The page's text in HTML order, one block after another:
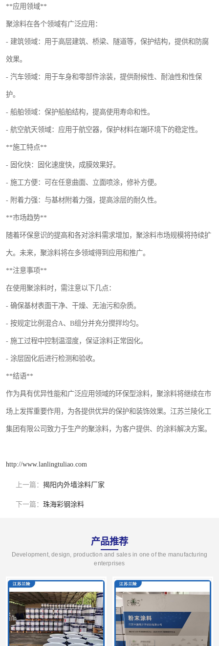
**应用领域**
聚涂料在各个领域有广泛应用：
- 建筑领域：用于高层建筑、桥梁、隧道等，保护结构，提供和防腐
效果。
- 汽车领域：用于车身和零部件涂装，提供耐候性、耐油性和性保
护。
- 船舶领域：保护船舶结构，提高使用寿命和性。
- 航空航天领域：应用于航空器，保护材料在端环境下的稳定性。
**施工特点**
- 固化快：固化速度快，成膜效果好。
- 施工方便：可在任意曲面、立面喷涂，修补方便。
- 附着力强：与基材附着力强，提高涂层的耐久性。
**市场趋势**
随着环保意识的提高和各对涂料需求增加，聚涂料市场规模将持续扩
大。未来，聚涂料将在多领域得到应用和推广。
**注意事项**
在使用聚涂料时，需注意以下几点：
- 确保基材表面干净、干燥、无油污和杂质。
- 按规定比例混合A、B组分并充分搅拌均匀。
- 施工过程中控制温湿度，保证涂料正常固化。
- 涂层固化后进行检测和验收。
**结语**
作为具有优异性能和广泛应用领域的环保型涂料，聚涂料将继续在市
场上发挥重要作用，为各提供优异的保护和装饰效果。江苏兰陵化工
集团有限公司致力于生产的聚涂料，为客户提供、的涂料解决方案。
http://www.lanlingtuliao.com
上一篇： 揭阳内外墙涂料厂家
下一篇： 珠海彩钢涂料
产品推荐
Development, design, production and sales in one of the manufacturing
enterprises